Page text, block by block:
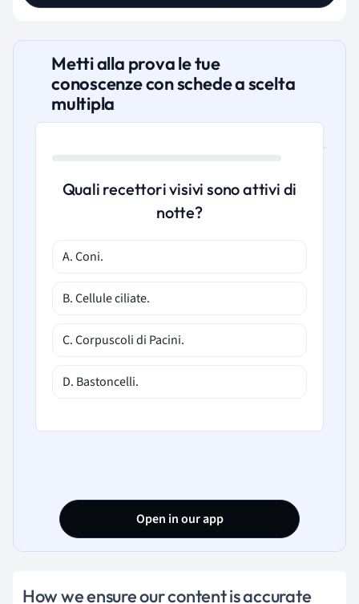
Metti alla prova le tue
conoscenze con schede a scelta
multipla
Quali recettori visivi sono attivi di
notte?
A. Coni.
B. Cellule ciliate.
C. Corpuscoli di Pacini.
D. Bastoncelli.
Open in our app
How we ensure our content is accurate